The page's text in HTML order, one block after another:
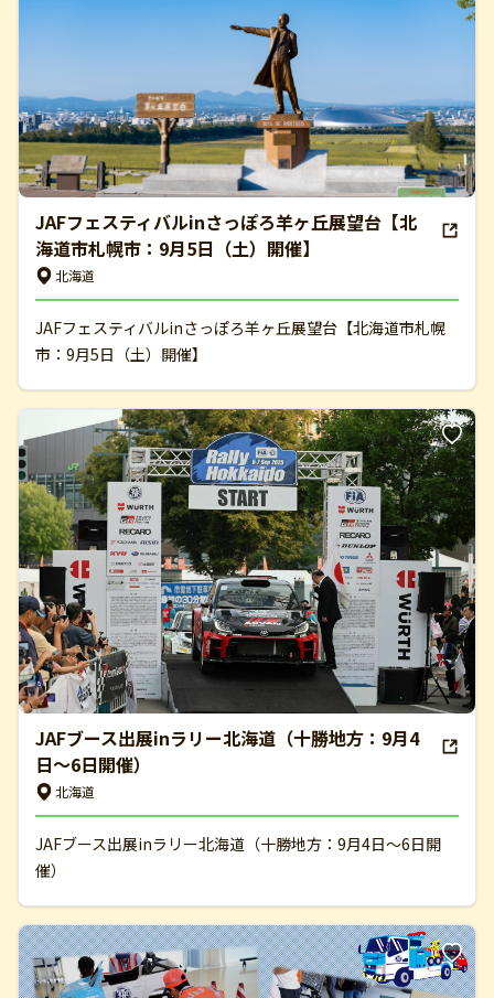
JAFフェスティバルinさっぽろ羊ヶ丘展望台【北
海道市札幌市：9月5日（土）開催】
北海道
JAFフェスティバルinさっぽろ羊ヶ丘展望台【北海道市札幌
市：9月5日（土）開催】
JAFブース出展inラリー北海道（十勝地方：9月4
日～6日開催）
北海道
JAFブース出展inラリー北海道（十勝地方：9月4日～6日開
催）